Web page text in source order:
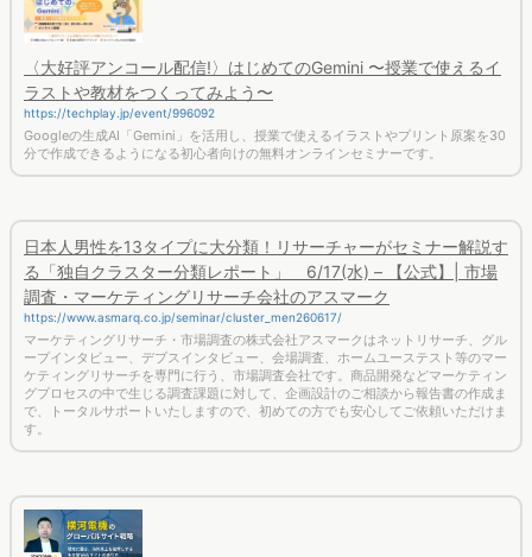
〈大好評アンコール配信!〉はじめてのGemini 〜授業で使えるイ
ラストや教材をつくってみよう〜
https://techplay.jp/event/996092
Googleの生成AI「Gemini」を活用し、授業で使えるイラストやプリント原案を30
分で作成できるようになる初心者向けの無料オンラインセミナーです。
日本人男性を13タイプに大分類！リサーチャーがセミナー解説す
る「独自クラスター分類レポート」 6/17(水) – 【公式】| 市場
調査・マーケティングリサーチ会社のアスマーク
https://www.asmarq.co.jp/seminar/cluster_men260617/
マーケティングリサーチ・市場調査の株式会社アスマークはネットリサーチ、グル
ープインタビュー、デプスインタビュー、会場調査、ホームユーステスト等のマー
ケティングリサーチを専門に行う、市場調査会社です。商品開発などマーケティン
グプロセスの中で生じる調査課題に対して、企画設計のご相談から報告書の作成ま
で、トータルサポートいたしますので、初めての方でも安心してご依頼いただけま
す。